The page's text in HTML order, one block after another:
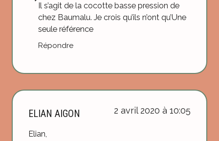
Il s’agit de la cocotte basse pression de
chez Baumalu. Je crois qu’ils n’ont qu’Une
seule référence
Répondre
ELIAN AIGON 2 avril 2020 à 10:05
Elian,